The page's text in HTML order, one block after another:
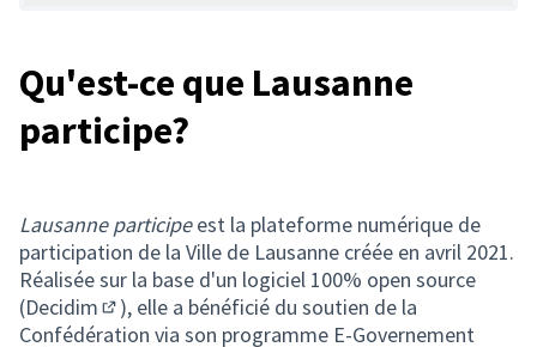
Qu'est-ce que Lausanne
participe?
Lausanne participeest la plateforme numérique de
participation de la Ville de Lausanne créée en avril 2021.
Réalisée sur la base d'un logiciel 100% open source
(Decidim
(Lien externe)
), elle a bénéficié du soutien de la
Confédération via son programme E-Governement